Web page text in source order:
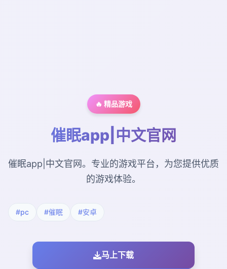
🔥 精品游戏
催眠app|中文官网
催眠app|中文官网。专业的游戏平台，为您提供优质
的游戏体验。
#pc #催眠 #安卓
马上下载